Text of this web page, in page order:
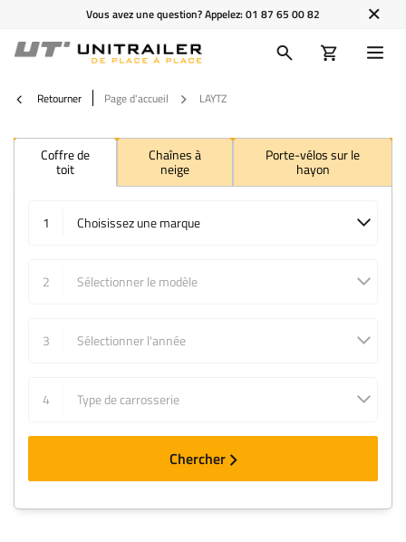
Vous avez une question? Appelez:01 87 65 00 82
Retourner Page d'accueil LAYTZ
Coffre de
toit
Chaînes à
neige
Porte-vélos sur le
hayon
1 Choisissez une marque
2 Sélectionner le modèle
3 Sélectionner l'année
4 Type de carrosserie
Chercher